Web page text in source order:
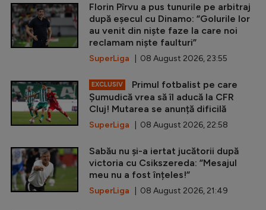
Florin Pîrvu a pus tunurile pe arbitraj
după eșecul cu Dinamo: ”Golurile lor
au venit din niște faze la care noi
reclamam niște faulturi”
SuperLiga | 08 August 2026, 23:55
EXCLUSIV
Primul fotbalist pe care
Șumudică vrea să îl aducă la CFR
Cluj! Mutarea se anunță dificilă
SuperLiga | 08 August 2026, 22:58
Sabău nu și-a iertat jucătorii după
victoria cu Csikszereda: ”Mesajul
meu nu a fost înțeles!”
SuperLiga | 08 August 2026, 21:49